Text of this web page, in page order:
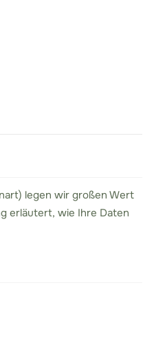
legen wir großen Wert
erläutert, wie Ihre Daten